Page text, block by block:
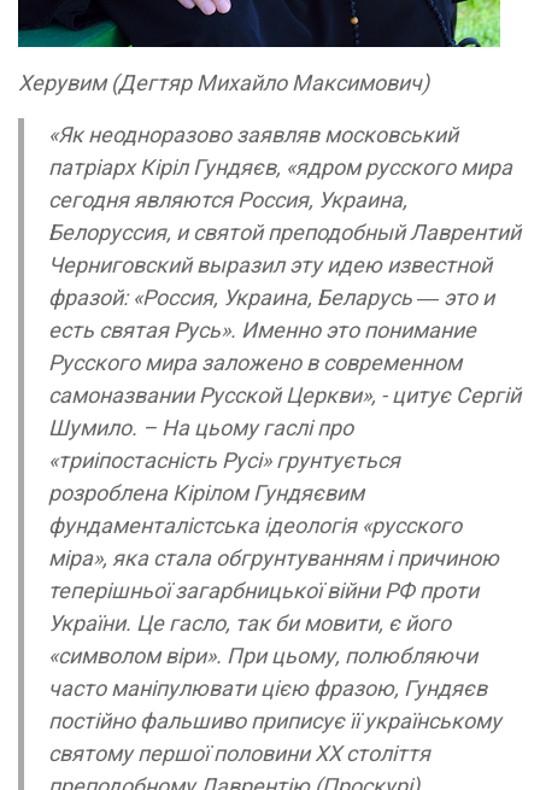
Херувим (Дегтяр Михайло Максимович)
«Як неодноразово заявляв московський
патріарх Кіріл Гундяєв, «ядром русского мира
сегодня являются Россия, Украина,
Белоруссия, и святой преподобный Лаврентий
Черниговский выразил эту идею известной
фразой: «Россия, Украина, Беларусь ― это и
есть святая Русь». Именно это понимание
Русского мира заложено в современном
самоназвании Русской Церкви», - цитує Сергій
Шумило. – На цьому гаслі про
«триіпостасність Русі» грунтується
розроблена Кірілом Гундяєвим
фундаменталістська ідеологія «русского
міра», яка стала обгрунтуванням і причиною
теперішньої загарбницької війни РФ проти
України. Це гасло, так би мовити, є його
«символом віри». При цьому, полюбляючи
часто маніпулювати цією фразою, Гундяєв
постійно фальшиво приписує її українському
святому першої половини ХХ століття